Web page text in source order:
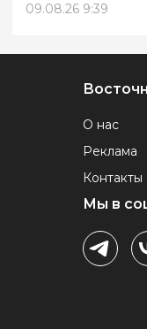
09.08.26 9:39
О нас
Реклама
Контакты
Мы в